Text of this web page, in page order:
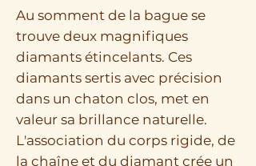
Au somment de la bague se
trouve deux magnifiques
diamants étincelants. Ces
diamants sertis avec précision
dans un chaton clos, met en
valeur sa brillance naturelle.
L'association du corps rigide, de
la chaîne et du diamant crée un